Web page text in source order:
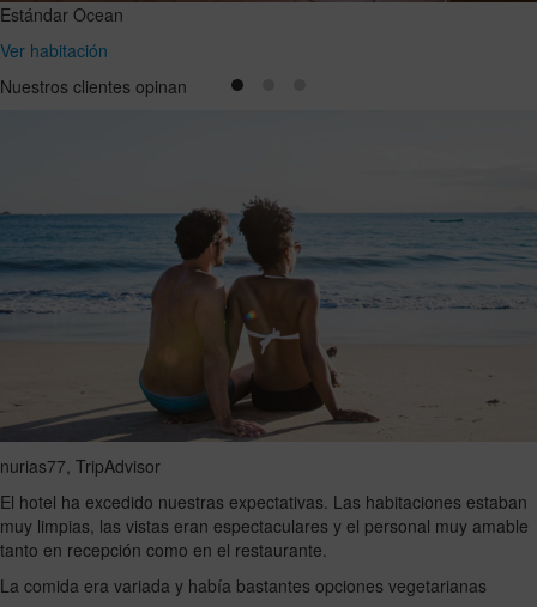
Estándar Ocean
Ver habitación
Nuestros clientes opinan
nurias77 , TripAdvisor
El hotel ha excedido nuestras expectativas. Las habitaciones estaban
muy limpias, las vistas eran espectaculares y el personal muy amable
tanto en recepción como en el restaurante.
La comida era variada y había bastantes opciones vegetarianas